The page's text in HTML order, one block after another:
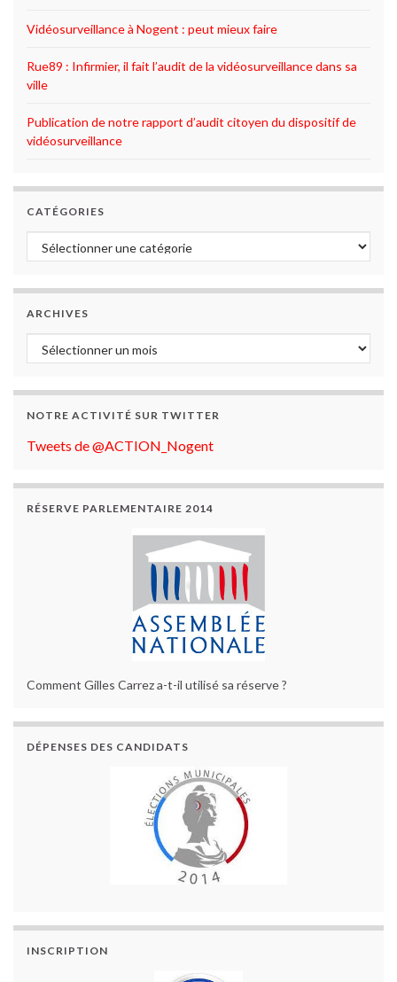
Vidéosurveillance à Nogent : peut mieux faire
Rue89 : Infirmier, il fait l’audit de la vidéosurveillance dans sa
ville
Publication de notre rapport d’audit citoyen du dispositif de
vidéosurveillance
CATÉGORIES
Catégories
ARCHIVES
Archives
NOTRE ACTIVITÉ SUR TWITTER
Tweets de @ACTION_Nogent
RÉSERVE PARLEMENTAIRE 2014
Comment Gilles Carrez a-t-il utilisé sa réserve ?
DÉPENSES DES CANDIDATS
INSCRIPTION